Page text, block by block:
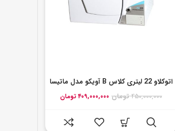
اتوکلاو 22 لیتری کلاس B آویکو مدل ماتیسا
۴۵۰,۰۰۰,۰۰۰تومان قیمت
بود.
۴۰۹,۰۰۰,۰۰۰تومان